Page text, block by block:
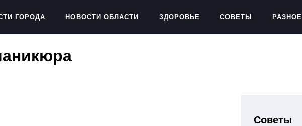
ГОРОДА НОВОСТИ ОБЛАСТИ ЗДОРОВЬЕ СОВЕТЫ РАЗНОЕ
Советы